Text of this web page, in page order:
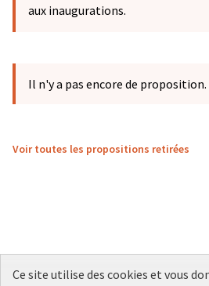
aux inaugurations.
Il n'y a pas encore de proposition.
Voir toutes les propositions retirées
Ce site utilise des cookies et vous